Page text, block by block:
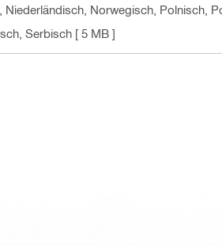
Norwegisch, Polnisch,
Serbisch [ 5 MB ]